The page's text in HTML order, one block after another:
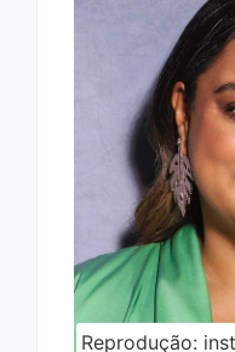
Reprodução: